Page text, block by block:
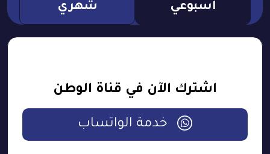
اسبوعي شهري
اشترك الآن في قناة الوطن
خدمة الواتساب